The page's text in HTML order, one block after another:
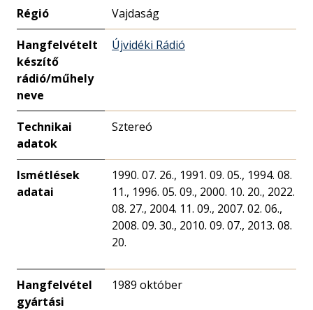
Régió Vajdaság
Hangfelvételt
készítő
rádió/műhely
neve
Újvidéki Rádió
Technikai
adatok
Sztereó
Ismétlések
adatai
1990. 07. 26., 1991. 09. 05., 1994. 08.
11., 1996. 05. 09., 2000. 10. 20., 2022.
08. 27., 2004. 11. 09., 2007. 02. 06.,
2008. 09. 30., 2010. 09. 07., 2013. 08.
20.
Hangfelvétel
gyártási
1989 október